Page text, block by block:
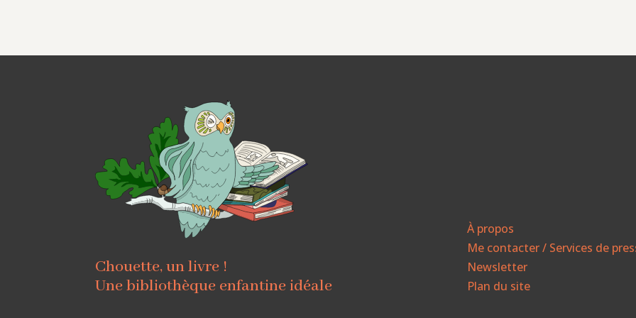
Chouette, un livre !
Une bibliothèque enfantine idéale
À propos
Me contacter / Services de
Newsletter
Plan du site